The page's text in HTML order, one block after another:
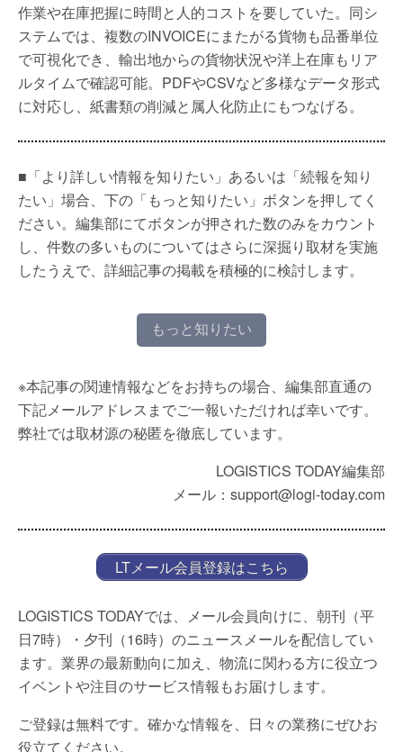
作業や在庫把握に時間と人的コストを要していた。同シ
ステムでは、複数のINVOICEにまたがる貨物も品番単位
で可視化でき、輸出地からの貨物状況や洋上在庫もリア
ルタイムで確認可能。PDFやCSVなど多様なデータ形式
に対応し、紙書類の削減と属人化防止にもつなげる。
■「より詳しい情報を知りたい」あるいは「続報を知り
たい」場合、下の「もっと知りたい」ボタンを押してく
ださい。編集部にてボタンが押された数のみをカウント
し、件数の多いものについてはさらに深掘り取材を実施
したうえで、詳細記事の掲載を積極的に検討します。
もっと知りたい
※本記事の関連情報などをお持ちの場合、編集部直通の
下記メールアドレスまでご一報いただければ幸いです。
弊社では取材源の秘匿を徹底しています。
LOGISTICS TODAY編集部
メール：support@logi-today.com
LTメール会員登録はこちら
LOGISTICS TODAYでは、メール会員向けに、朝刊（平
日7時）・夕刊（16時）のニュースメールを配信してい
ます。業界の最新動向に加え、物流に関わる方に役立つ
イベントや注目のサービス情報もお届けします。
ご登録は無料です。確かな情報を、日々の業務にぜひお
役立てください。